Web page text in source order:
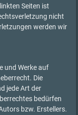
Seiten ist
nicht
werden wir
und Werke auf
Die
jede Art der
bedürfen
bzw. Erstellers.